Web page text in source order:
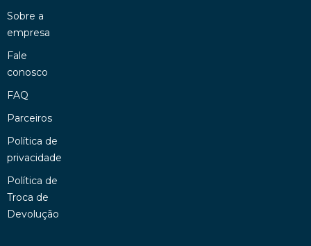
Sobre a
empresa
Fale
conosco
FAQ
Parceiros
Política de
privacidade
Política de
Troca de
Devolução